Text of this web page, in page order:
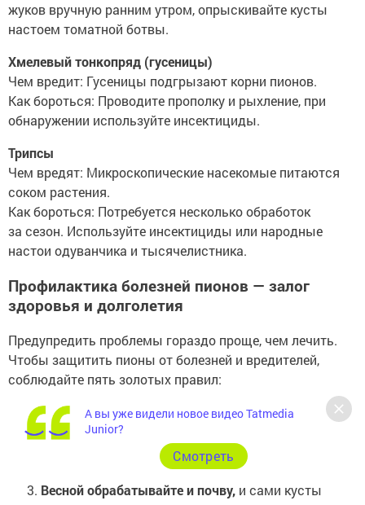
жуков вручную ранним утром, опрыскивайте кусты
настоем томатной ботвы.
Хмелевый тонкопряд (гусеницы)
Чем вредит: Гусеницы подгрызают корни пионов.
Как бороться: Проводите прополку и рыхление, при
обнаружении используйте инсектициды.
Трипсы
Чем вредят: Микроскопические насекомые питаются
соком растения.
Как бороться: Потребуется несколько обработок
за сезон. Используйте инсектициды или народные
настои одуванчика и тысячелистника.
Профилактика болезней пионов — залог
здоровья и долголетия
Предупредить проблемы гораздо проще, чем лечить.
Чтобы защитить пионы от болезней и вредителей,
соблюдайте пять золотых правил:
Регулярно удаляйтевсе больные, засохшие
и подозрительные части растений.
Не загущайте посадки— пионы должны хорошо
Весной обрабатывайте и почву, и сами кусты
А вы уже видели новое видео Tatmedia
Junior?
Cмотреть